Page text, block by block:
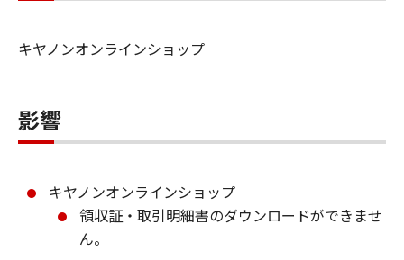
キヤノンオンラインショップ
影響
キヤノンオンラインショップ
領収証・取引明細書のダウンロードができませ
ん。